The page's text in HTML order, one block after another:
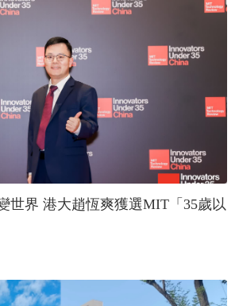
世界 港大趙恆爽獲選MIT「35歲以